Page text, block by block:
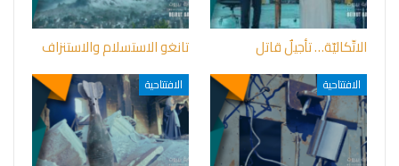
الاتّكاليّة… تأجيلٌ قاتل تانغو الاستسلام والاستنزاف
الافتتاحية الافتتاحية